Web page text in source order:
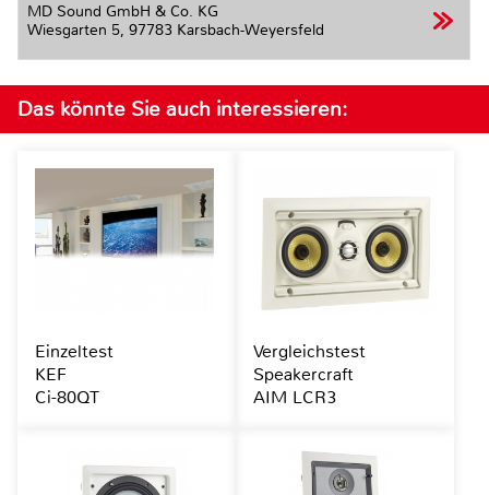
MD Sound GmbH & Co. KG
Wiesgarten 5, 97783 Karsbach-Weyersfeld
Das könnte Sie auch interessieren:
Einzeltest
KEF
Ci-80QT
Vergleichstest
Speakercraft
AIM LCR3